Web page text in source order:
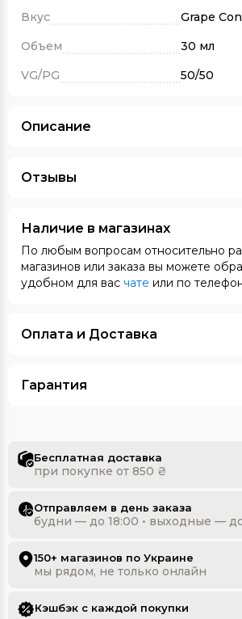
Вкус
Grape
Объем
30 мл
VG/PG
50/50
Описание
Отзывы
Наличие в магазинах
По любым вопросам относительно
магазинов или заказа вы можете
удобном для вас чате или по
Оплата и Доставка
Гарантия
Бесплатная доставка
при покупке от 850 ₴
Отправляем в день заказа
будни — до 18:00 • выходные —
150+ магазинов по Украине
мы рядом, не только онлайн
Кэшбэк с каждой покупки